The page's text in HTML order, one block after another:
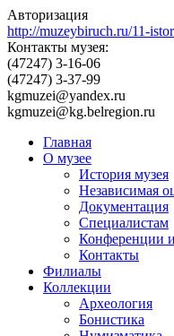
Авторизация
http://muzeybiruch.ru/11-
Контакты музея:
(47247) 3-16-06
(47247) 3-37-99
kgmuzei@yandex.ru
kgmuzei@kg.belregion.ru
Главная
О музее
История музея
Независимая
Документация
Специалистам
Конференции
Контакты
Филиалы
Коллекции
Археология
Бонистика